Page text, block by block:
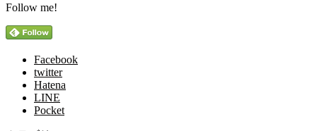
Follow me!
Facebook
twitter
Hatena
LINE
Pocket